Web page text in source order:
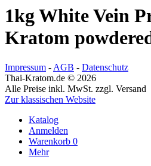
1kg White Vein
Kratom
Impressum - AGB - Datenschutz
Thai-Kratom.de © 2026
Alle Preise inkl. MwSt. zzgl. Versand
Zur klassischen Website
Katalog
Anmelden
Warenkorb 0
Mehr